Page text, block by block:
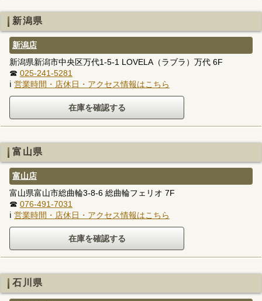
新潟県
新潟店
新潟県新潟市中央区万代1-5-1 LOVELA（ラブラ）万代 6F
☎ 025-241-5281
ℹ 営業時間・店休日・アクセス情報はこちら
富山県
富山店
富山県富山市総曲輪3-8-6 総曲輪フェリオ 7F
☎ 076-491-7031
ℹ 営業時間・店休日・アクセス情報はこちら
石川県